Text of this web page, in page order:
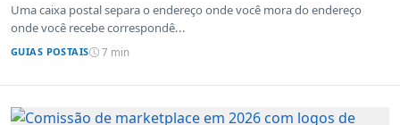
Uma caixa postal separa o endereço onde você mora do endereço
onde você recebe correspondê...
GUIAS POSTAIS 7 min